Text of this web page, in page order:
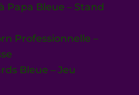
Papa Bleue – Stand
Professionnelle –
Bleue – Jeu